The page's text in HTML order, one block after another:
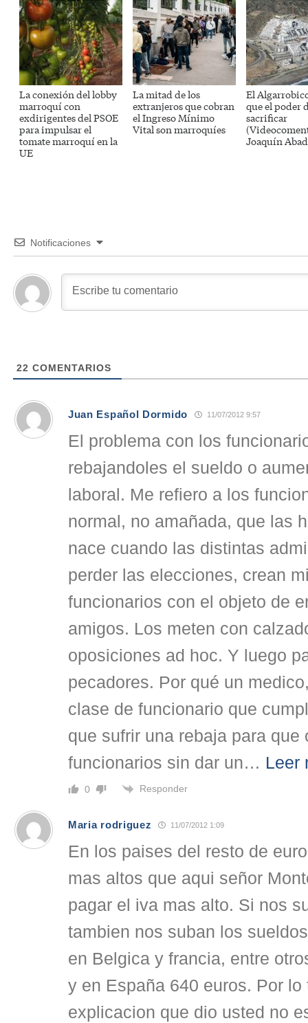
La conexión del lobby
marroquí con
exdirigentes del PSOE
para impulsar el
tomate marroquí en la
UE
La mitad de los
extranjeros que cobran
el Ingreso Mínimo
Vital son marroquíes
El
que el poder
sacrificar
Joaquín
Notificaciones
22 COMENTARIOS
Juan Español Dormido 11/07/2012 9:57
El problema con los
rebajandoles el sueldo o
laboral. Me refiero a los
normal, no amañada, que las
nace cuando las distintas
perder las elecciones, crean
funcionarios con el objeto de
amigos. Los meten con
oposiciones ad hoc. Y luego
pecadores. Por qué un
clase de funcionario que
que sufrir una rebaja para que
funcionarios sin dar un… Leer
0 Responder
Maria rodriguez 11/07/2012 1:09
En los paises del resto de
mas altos que aqui señor
pagar el iva mas alto. Si nos
tambien nos suban los
en Belgica y francia, entre
y en España 640 euros. Por lo
explicacion que dio usted no